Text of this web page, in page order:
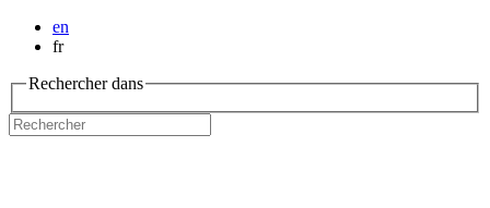
en
fr
Rechercher dans